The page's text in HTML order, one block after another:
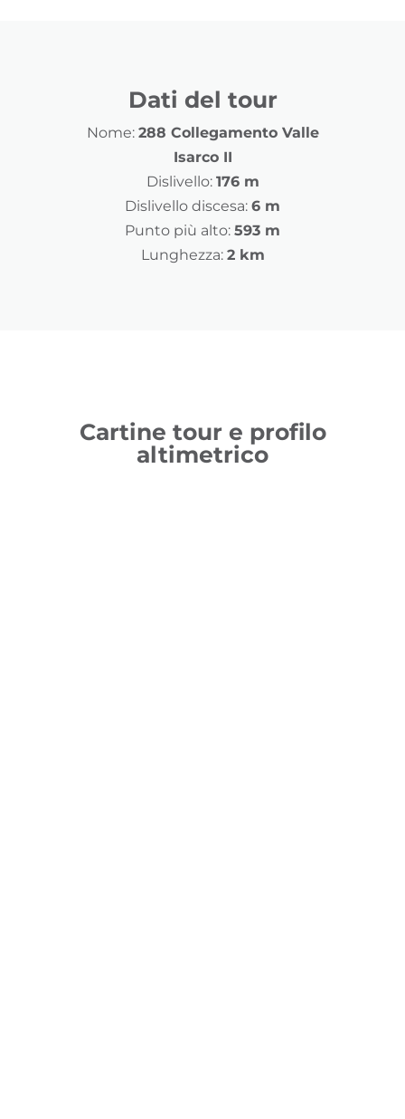
Dati del tour
Nome: 288 Collegamento Valle
Isarco II
Dislivello: 176 m
Dislivello discesa: 6 m
Punto più alto: 593 m
Lunghezza: 2 km
Cartine tour e profilo
altimetrico